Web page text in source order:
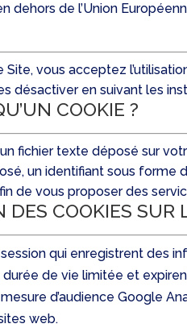
dehors de l’Union
Site, vous acceptez
désactiver en suivant les
COOKIE ?
fichier texte déposé sur
un identifiant sous
de vous proposer des
DES COOKIES SUR
qui enregistrent des
de vie limitée et
d’audience Google
web.